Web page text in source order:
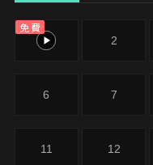
瞬即逝的陰影。這就是
當五個怪物出現在他的
免費
1 2
6 7
11 12